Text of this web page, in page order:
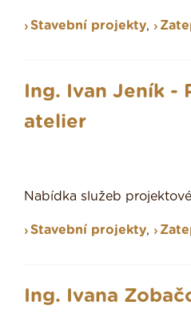
Stavební projekty,
Ing. Ivan Jeník -
atelier
Nabídka služeb
Stavební projekty,
Ing. Ivana